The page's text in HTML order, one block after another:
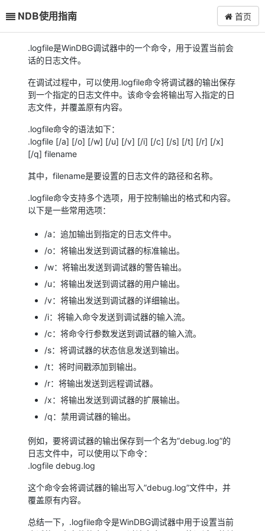
NDB使用指南 首页
.logfile是WinDBG调试器中的一个命令，用于设置当前会
话的日志文件。
在调试过程中，可以使用.logfile命令将调试器的输出保存
到一个指定的日志文件中。该命令会将输出写入指定的日
志文件，并覆盖原有内容。
.logfile命令的语法如下：
.logfile [/a] [/o] [/w] [/u] [/v] [/i] [/c] [/s] [/t] [/r] [/x]
[/q] filename
其中，filename是要设置的日志文件的路径和名称。
.logfile命令支持多个选项，用于控制输出的格式和内容。
以下是一些常用选项：
/a：追加输出到指定的日志文件中。
/o：将输出发送到调试器的标准输出。
/w：将输出发送到调试器的警告输出。
/u：将输出发送到调试器的用户输出。
/v：将输出发送到调试器的详细输出。
/i：将输入命令发送到调试器的输入流。
/c：将命令行参数发送到调试器的输入流。
/s：将调试器的状态信息发送到输出。
/t：将时间戳添加到输出。
/r：将输出发送到远程调试器。
/x：将输出发送到调试器的扩展输出。
/q：禁用调试器的输出。
例如，要将调试器的输出保存到一个名为”debug.log”的
日志文件中，可以使用以下命令：
.logfile debug.log
这个命令会将调试器的输出写入”debug.log”文件中，并
覆盖原有内容。
总结一下，.logfile命令是WinDBG调试器中用于设置当前